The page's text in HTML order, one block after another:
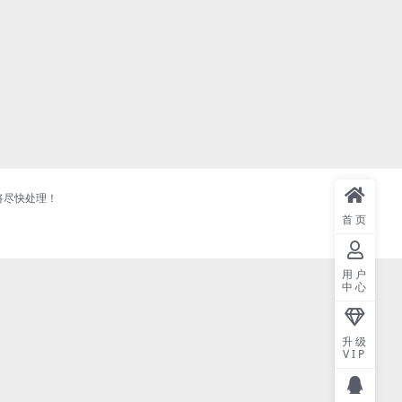
快处理！
首页
用户
中心
升级
VIP